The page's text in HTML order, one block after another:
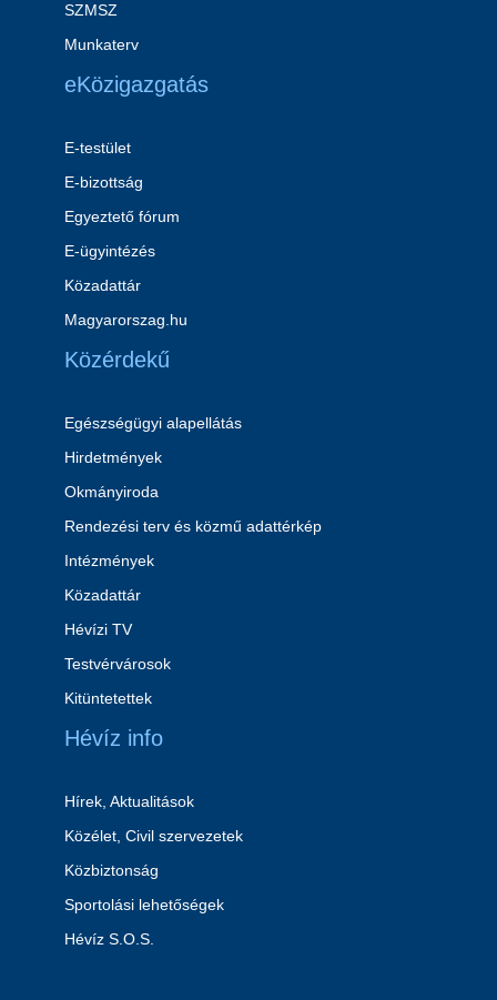
SZMSZ
Munkaterv
eKözigazgatás
E-testület
E-bizottság
Egyeztető fórum
E-ügyintézés
Közadattár
Magyarorszag.hu
Közérdekű
Egészségügyi alapellátás
Hirdetmények
Okmányiroda
Rendezési terv és közmű adattérkép
Intézmények
Közadattár
Hévízi TV
Testvérvárosok
Kitüntetettek
Hévíz info
Hírek, Aktualitások
Közélet, Civil szervezetek
Közbiztonság
Sportolási lehetőségek
Hévíz S.O.S.